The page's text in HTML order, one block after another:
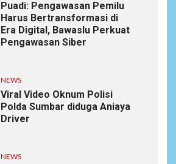
Puadi: Pengawasan Pemilu
Harus Bertransformasi di
Era Digital, Bawaslu Perkuat
Pengawasan Siber
NEWS
Viral Video Oknum Polisi
Polda Sumbar diduga Aniaya
Driver
NEWS